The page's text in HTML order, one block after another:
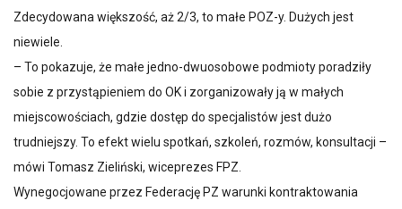
Zdecydowana większość, aż 2/3, to małe POZ-y. Dużych jest
niewiele.
– To pokazuje, że małe jedno-dwuosobowe podmioty poradziły
sobie z przystąpieniem do OK i zorganizowały ją w małych
miejscowościach, gdzie dostęp do specjalistów jest dużo
trudniejszy. To efekt wielu spotkań, szkoleń, rozmów, konsultacji –
mówi Tomasz Zieliński, wiceprezes FPZ.
Wynegocjowane przez Federację PZ warunki kontraktowania